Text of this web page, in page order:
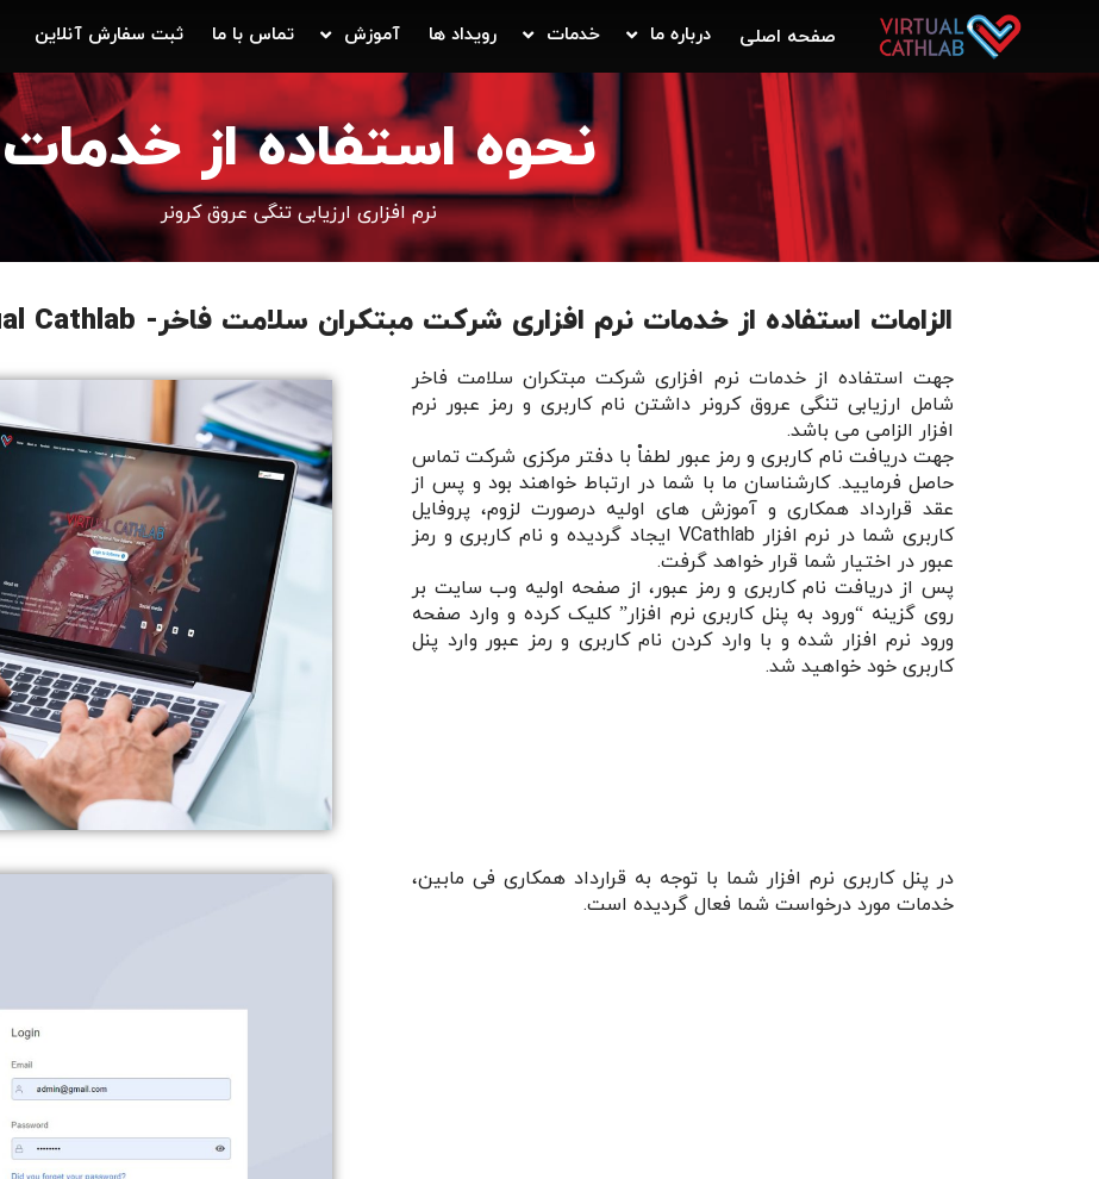
صفحه اصلی درباره ما خدمات رویداد ها آموزش تماس با ما ثبت سفارش آنلاین
نحوه استفاده از خدمات
نرم افزاری ارزیابی تنگی عروق کرونر
الزامات استفاده از خدمات نرم افزاری شرکت مبتکران سلامت فاخر- Virtual Cathlab
جهت استفاده از خدمات نرم افزاری شرکت مبتکران سلامت فاخر
شامل ارزیابی تنگی عروق کرونر داشتن نام کاربری و رمز عبور نرم
افزار الزامی می باشد.
جهت دریافت نام کاربری و رمز عبور لطفاْ با دفتر مرکزی شرکت تماس
حاصل فرمایید. کارشناسان ما با شما در ارتباط خواهند بود و پس از
عقد قرارداد همکاری و آموزش های اولیه درصورت لزوم، پروفایل
کاربری شما در نرم افزار VCathlab ایجاد گردیده و نام کاربری و رمز
عبور در اختیار شما قرار خواهد گرفت.
پس از دریافت نام کاربری و رمز عبور، از صفحه اولیه وب سایت بر
روی گزینه “ورود به پنل کاربری نرم افزار” کلیک کرده و وارد صفحه
ورود نرم افزار شده و با وارد کردن نام کاربری و رمز عبور وارد پنل
کاربری خود خواهید شد.
در پنل کاربری نرم افزار شما با توجه به قرارداد همکاری فی مابین،
خدمات مورد درخواست شما فعال گردیده است.